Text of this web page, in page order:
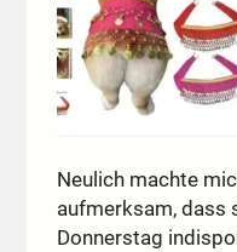
Neulich machte
aufmerksam, dass
Donnerstag